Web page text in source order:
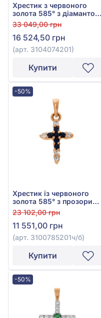
Хрестик з червоного
золота 585° з діамантом
0,09ct, арт. 3104074201
33 049,00 грн
16 524,50 грн
(арт. 3104074201)
Купити
-50%
Хрестик із червоного
золота 585° з прозорим
діамантом 0,07ct та
чорним діамантом
0,09ct, арт. 3100785201ч/
б
23 102,00 грн
11 551,00 грн
(арт. 3100785201ч/б)
Купити
-50%